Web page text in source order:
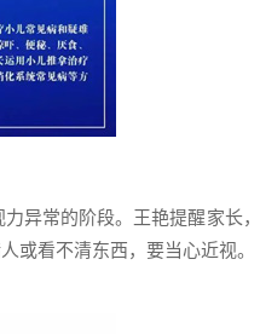
异常的阶段。 王艳提醒家长
或看不清东西，要当心近视。